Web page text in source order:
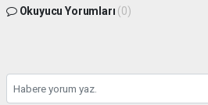
Okuyucu Yorumları (0)